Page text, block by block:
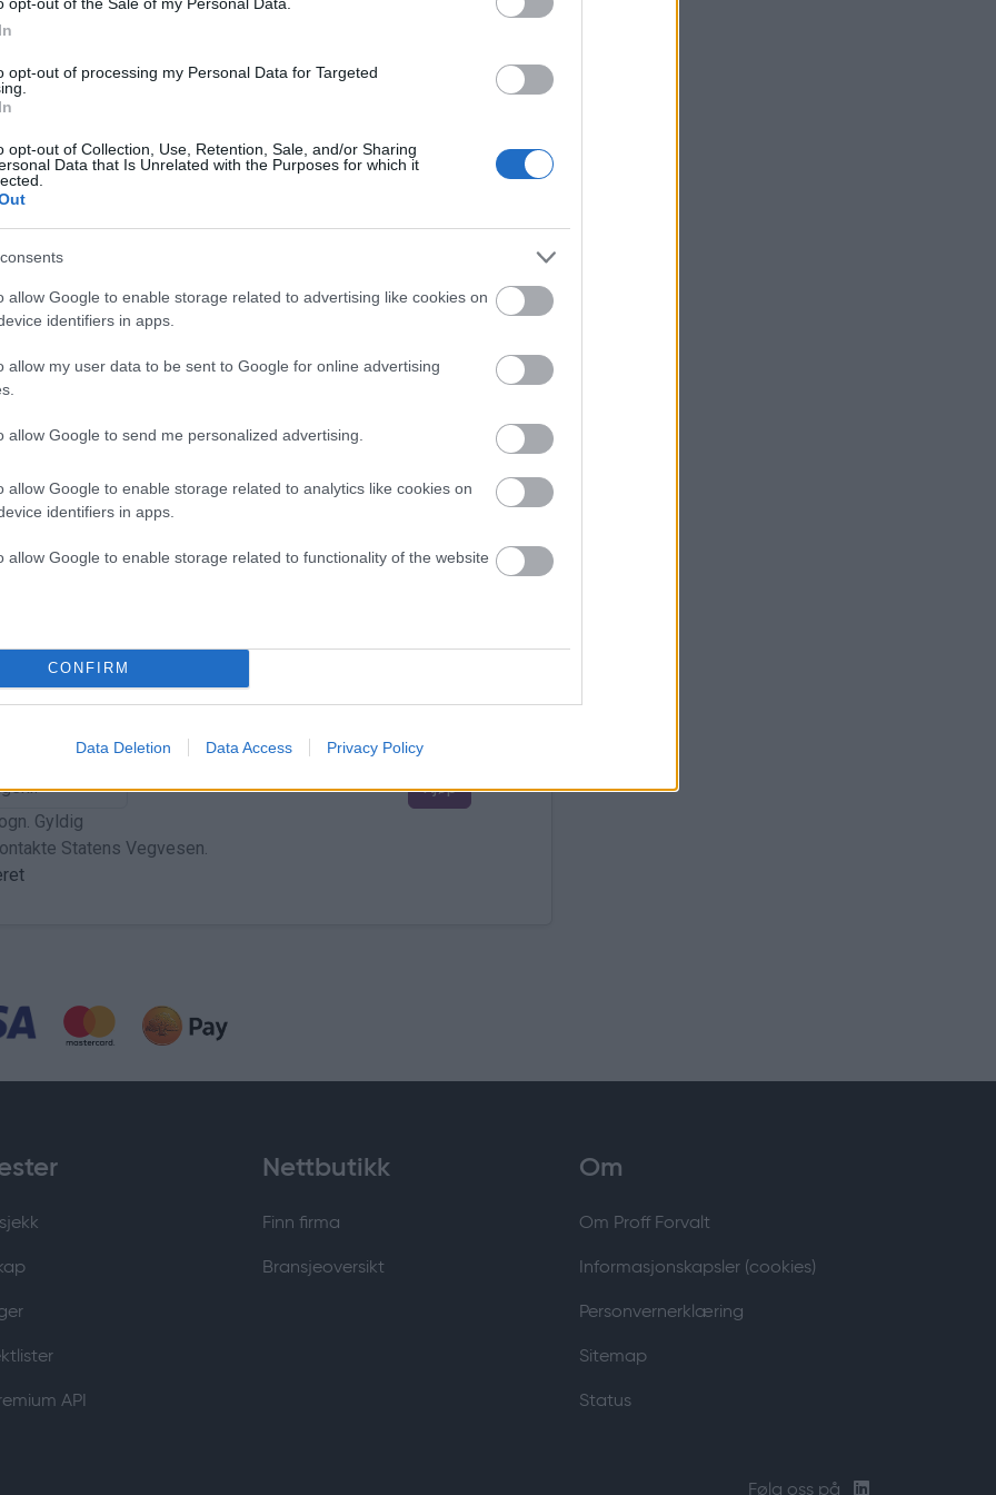
opt-out of processing my Personal Data for Targeted
opt-out of Collection, Use, Retention, Sale, and/or Sharing
Data that Is Unrelated with the Purposes for which it
allow Google to enable storage related to advertising like cookies on
identifiers in apps.
allow my user data to be sent to Google for online advertising
allow Google to send me personalized advertising.
allow Google to enable storage related to analytics like cookies on
identifiers in apps.
allow Google to enable storage related to functionality of the website
CONFIRM
Data Deletion Data Access Privacy Policy
i foretaksregisteret.
navn,
rolleoversikt (styret),
navn,
hvilke
bransje, målform.
Kjøp
er registrert konkurs på
i andre selskap.
NOK 25,00 Kjøp
Gyldig
Statens Vegvesen.
Kjøp
API
Nettbutikk
Finn firma
Bransjeoversikt
Om
Om Proff Forvalt
Informasjonskapsler (cookies)
Personvernerklæring
Sitemap
Status
Følg oss på